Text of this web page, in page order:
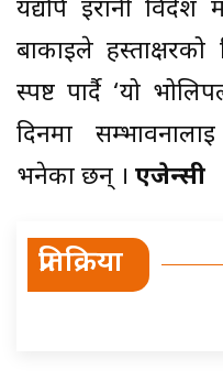
यद्यपि इरानी विदेश
बाकाईले
स्पष्ट पार्दै ‘यो
दिनमा
भनेका छन् । एजेन्सी
प्रतिक्रिया